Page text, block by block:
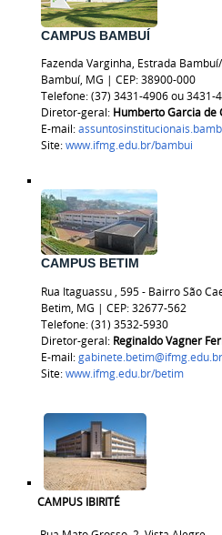
CAMPUS BAMBUÍ
Fazenda Varginha, Estrada
Bambuí, MG | CEP: 38900-000
Telefone: (37) 3431-4906 ou 3431-
Diretor-geral: Humberto Garcia de
E-mail:
Site:www.ifmg.edu.br/bambui
CAMPUS BETIM
Rua Itaguassu, 595 - Bairro São
Betim, MG | CEP:32677-562
Telefone: (31) 3532-5930
Diretor-geral: Reginaldo Vagner
E-mail:gabinete.betim@ifmg.edu.br
Site:www.ifmg.edu.br/betim
CAMPUS IBIRITÉ